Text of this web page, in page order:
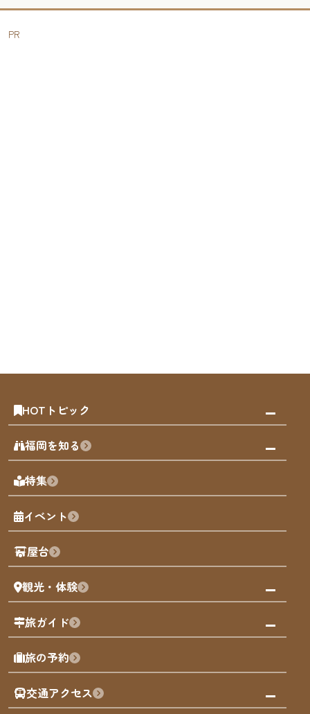
PR
HOTトピック
みんなの旅行記
天神エリア
博多旧市街
福岡城
歴史・文化
福岡を知る
福岡の見どころ
福岡の魅力
観光カレンダー
観光PR動画
まち歩き
福岡グルメ
福岡を楽しむ
福岡のアート
福岡のナイトタイム
福岡の歴史・文化
特集
イベント
屋台
観光・体験
観る・遊ぶ
屋台
買う
体験
泊まる
旅ガイド
モデルコース
AIおまかせコース
オリジナルプラン
旅の予約
交通アクセス